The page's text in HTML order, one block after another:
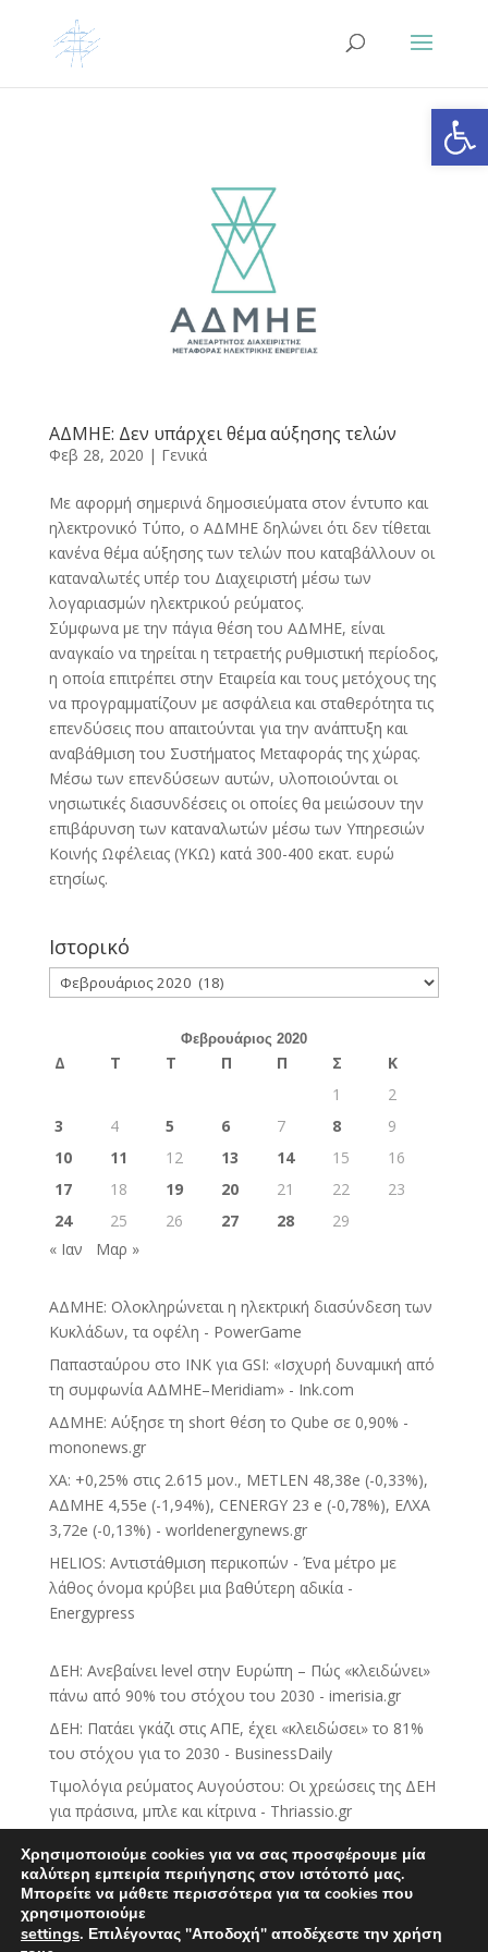
ΑΔΜΗΕ: Δεν υπάρχει θέμα αύξησης τελών
Φεβ 28, 2020 | Γενικά
Με αφορμή σημερινά δημοσιεύματα στον έντυπο και
ηλεκτρονικό Τύπο, ο ΑΔΜΗΕ δηλώνει ότι δεν τίθεται
κανένα θέμα αύξησης των τελών που καταβάλλουν οι
καταναλωτές υπέρ του Διαχειριστή μέσω των
λογαριασμών ηλεκτρικού ρεύματος.
Σύμφωνα με την πάγια θέση του ΑΔΜΗΕ, είναι
αναγκαίο να τηρείται η τετραετής ρυθμιστική περίοδος,
η οποία επιτρέπει στην Εταιρεία και τους μετόχους της
να προγραμματίζουν με ασφάλεια και σταθερότητα τις
επενδύσεις που απαιτούνται για την ανάπτυξη και
αναβάθμιση του Συστήματος Μεταφοράς της χώρας.
Μέσω των επενδύσεων αυτών, υλοποιούνται οι
νησιωτικές διασυνδέσεις οι οποίες θα μειώσουν την
επιβάρυνση των καταναλωτών μέσω των Υπηρεσιών
Κοινής Ωφέλειας (ΥΚΩ) κατά 300-400 εκατ. ευρώ
ετησίως.
Ιστορικό
Ιστορικό
Φεβρουάριος 2020
Δ Τ Τ Π Π Σ
Κ
1
2
3
4 5 6 7 8
9
10
11 12 13 14 15
16
17
18 19 20 21 22
23
24
25 26 27 28
29
« Ιαν
Μαρ »
ΑΔΜΗΕ: Ολοκληρώνεται η ηλεκτρική διασύνδεση των
Κυκλάδων, τα οφέλη - PowerGame
Παπασταύρου στο INK για GSI: «Ισχυρή δυναμική από
τη συμφωνία ΑΔΜΗΕ–Meridiam» - Ink.com
ΑΔΜΗΕ: Αύξησε τη short θέση το Qube σε 0,90% -
mononews.gr
ΧΑ: +0,25% στις 2.615 μον., METLEN 48,38e (-0,33%),
ΑΔΜΗΕ 4,55e (-1,94%), CENERGY 23 e (-0,78%), ΕΛΧΑ
3,72e (-0,13%) - worldenergynews.gr
HELIOS: Αντιστάθμιση περικοπών - Ένα μέτρο με
λάθος όνομα κρύβει μια βαθύτερη αδικία -
Energypress
ΔΕΗ: Ανεβαίνει level στην Ευρώπη – Πώς «κλειδώνει»
πάνω από 90% του στόχου του 2030 - imerisia.gr
ΔΕΗ: Πατάει γκάζι στις ΑΠΕ, έχει «κλειδώσει» το 81%
του στόχου για το 2030 - BusinessDaily
Τιμολόγια ρεύματος Αυγούστου: Οι χρεώσεις της ΔΕΗ
για πράσινα, μπλε και κίτρινα - Thriassio.gr
ΔΕΗ: Αμετάβλητες οι τιμές του πράσινου τιμολογίου
ρεύματος για τον Αύγουστο - CNN.gr
Νέα στρατηγική κίνηση της ΔΕΗ με εξαγορές
θυγατρικών στην Πολωνία και Ουγγαρία -
Χρησιμοποιούμε cookies για να σας προσφέρουμε μία
καλύτερη εμπειρία περιήγησης στον ιστότοπό μας.
Μπορείτε να μάθετε περισσότερα για τα cookies που
χρησιμοποιούμε
settings. Επιλέγοντας "Αποδοχή" αποδέχεστε την χρήση